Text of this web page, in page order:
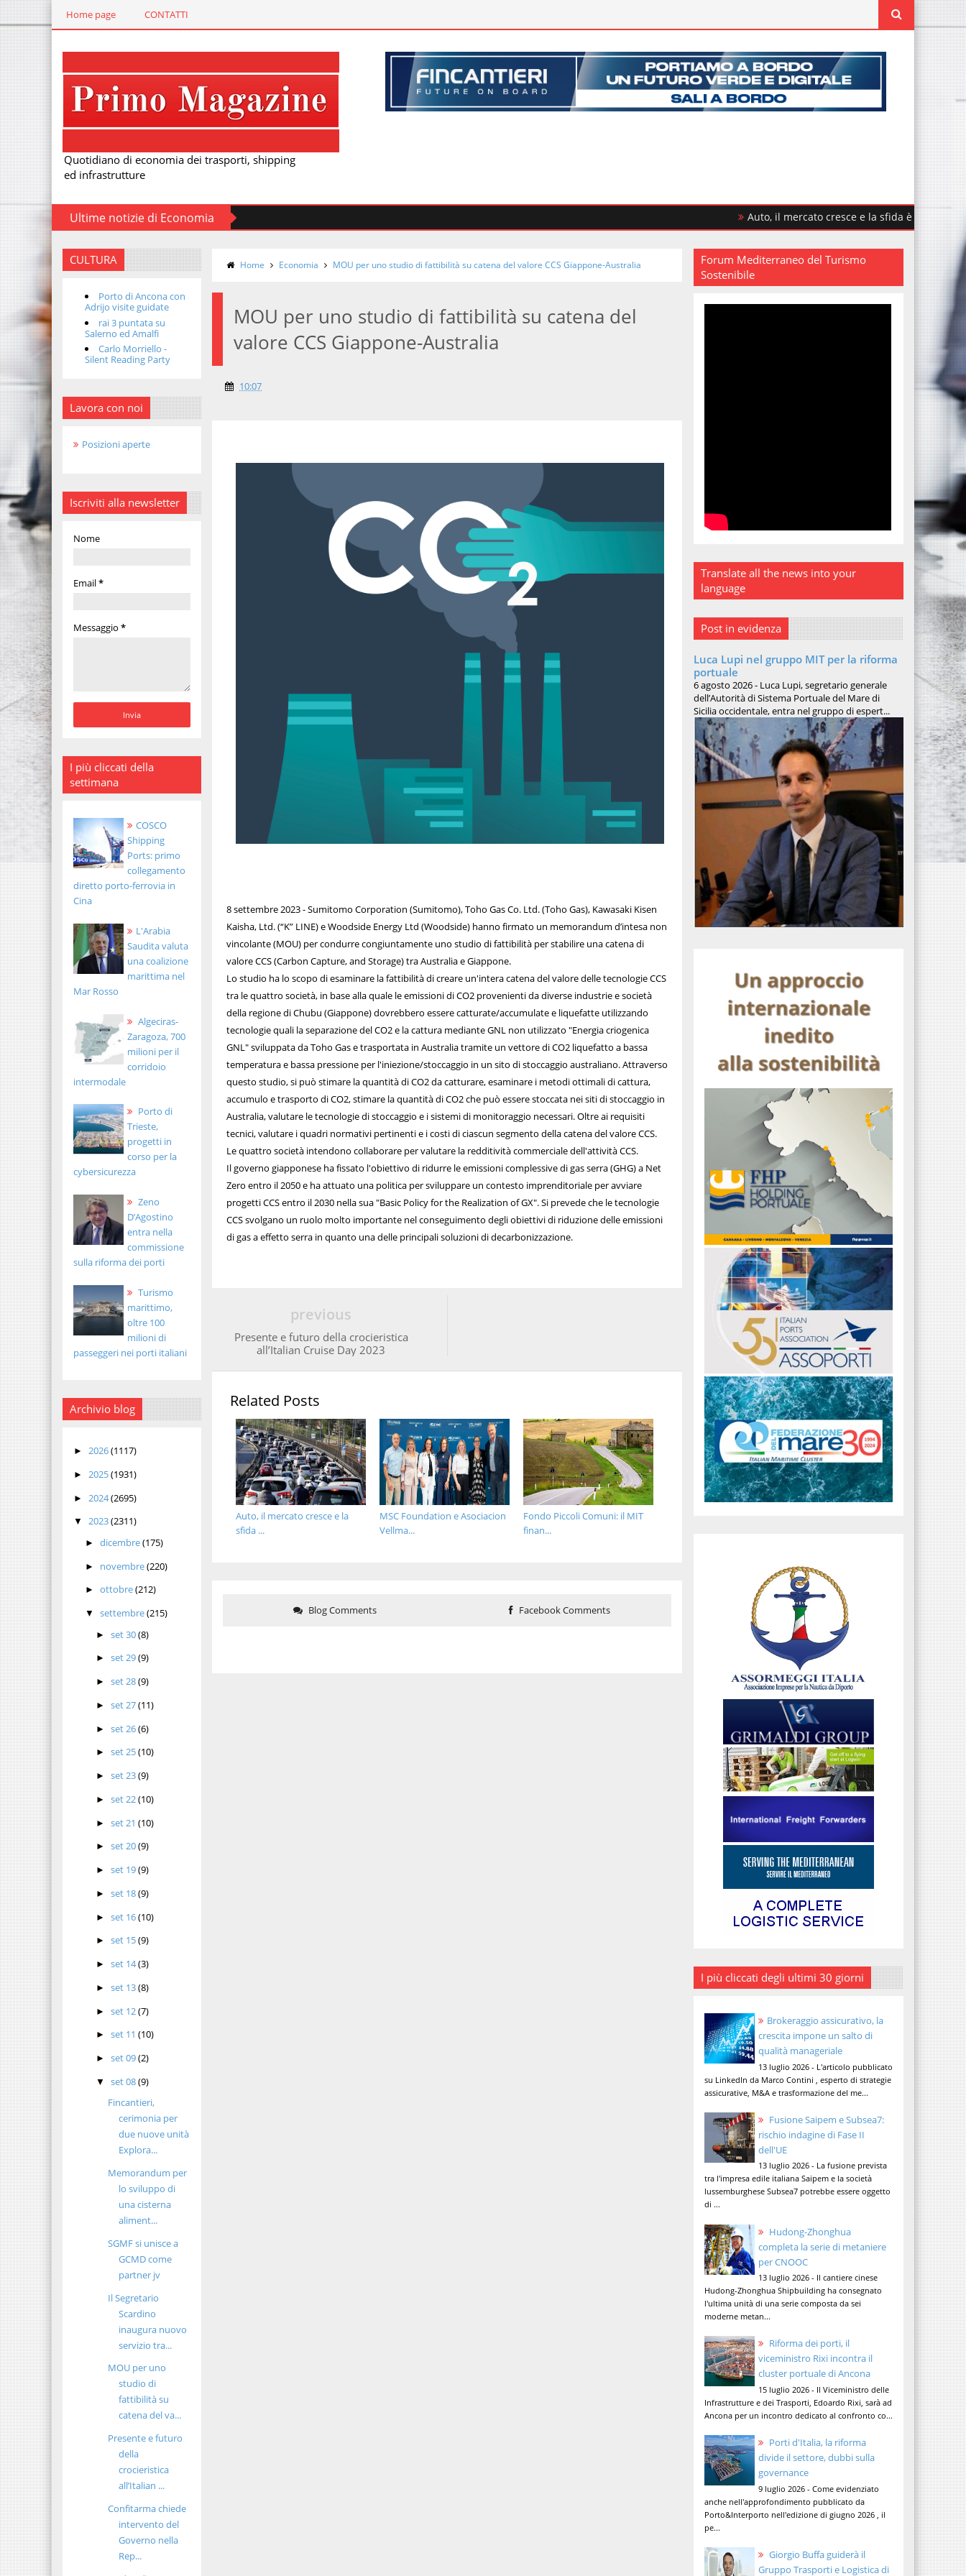
Home page CONTATTI
Quotidiano di economia dei trasporti, shipping
ed infrastrutture
Ultime notizie di Economia Auto, il mercato cresce e la sfida è rinnovare il parco
CULTURA
Porto di Ancona con
Adrijo visite guidate
rai 3 puntata su
Salerno ed Amalfi
Carlo Morriello -
Silent Reading Party
Lavora con noi
Posizioni aperte
Iscriviti alla newsletter
Nome
Email*
Messaggio *
I più cliccati della
settimana
COSCO
Shipping
Ports: primo
collegamento
diretto porto-ferrovia in
Cina
L'Arabia
Saudita valuta
una coalizione
marittima nel
Mar Rosso
Algeciras-
Zaragoza, 700
milioni per il
corridoio
intermodale
Porto di
Trieste,
progetti in
corso per la
cybersicurezza
Zeno
D’Agostino
entra nella
commissione
sulla riforma dei porti
Turismo
marittimo,
oltre 100
milioni di
passeggeri nei porti italiani
Archivio blog
► 2026(1117)
► 2025(1931)
► 2024(2695)
▼ 2023(2311)
► dicembre(175)
► novembre(220)
► ottobre(212)
▼ settembre(215)
►set 30(8)
►set 29(9)
►set 28(9)
►set 27(11)
►set 26(6)
►set 25(10)
►set 23(9)
►set 22(10)
►set 21(10)
►set 20(9)
►set 19(9)
►set 18(9)
►set 16(10)
►set 15(9)
►set 14(3)
►set 13(8)
►set 12(7)
►set 11(10)
►set 09(2)
▼set 08(9)
Fincantieri,
cerimonia per
due nuove unità
Explora...
Memorandum per
lo sviluppo di
una cisterna
aliment...
SGMF si unisce a
GCMD come
partner jv
Il Segretario
Scardino
inaugura nuovo
servizio tra...
MOU per uno
studio di
fattibilità su
catena del va...
Presente e futuro
della
crocieristica
all’Italian ...
Confitarma chiede
intervento del
Governo nella
Rep...
Home Economia MOU per uno studio di fattibilità su catena del valore CCS Giappone-Australia
MOU per uno studio di fattibilità su catena del
valore CCS Giappone-Australia
10:07
8 settembre 2023 - Sumitomo Corporation (Sumitomo), Toho Gas Co. Ltd. (Toho Gas), Kawasaki Kisen
Kaisha, Ltd. (“K” LINE) e Woodside Energy Ltd (Woodside) hanno firmato un memorandum d’intesa non
vincolante (MOU) per condurre congiuntamente uno studio di fattibilità per stabilire una catena di
valore CCS (Carbon Capture, and Storage) tra Australia e Giappone.
Lo studio ha lo scopo di esaminare la fattibilità di creare un'intera catena del valore delle tecnologie CCS
tra le quattro società, in base alla quale le emissioni di CO2 provenienti da diverse industrie e società
della regione di Chubu (Giappone) dovrebbero essere catturate/accumulate e liquefatte utilizzando
tecnologie quali la separazione del CO2 e la cattura mediante GNL non utilizzato "Energia criogenica
GNL" sviluppata da Toho Gas e trasportata in Australia tramite un vettore di CO2 liquefatto a bassa
temperatura e bassa pressione per l'iniezione/stoccaggio in un sito di stoccaggio australiano. Attraverso
questo studio, si può stimare la quantità di CO2 da catturare, esaminare i metodi ottimali di cattura,
accumulo e trasporto di CO2, stimare la quantità di CO2 che può essere stoccata nei siti di stoccaggio in
Australia, valutare le tecnologie di stoccaggio e i sistemi di monitoraggio necessari. Oltre ai requisiti
tecnici, valutare i quadri normativi pertinenti e i costi di ciascun segmento della catena del valore CCS.
Le quattro società intendono collaborare per valutare la redditività commerciale dell'attività CCS.
Il governo giapponese ha fissato l'obiettivo di ridurre le emissioni complessive di gas serra (GHG) a Net
Zero entro il 2050 e ha attuato una politica per sviluppare un contesto imprenditoriale per avviare
progetti CCS entro il 2030 nella sua "Basic Policy for the Realization of GX". Si prevede che le tecnologie
CCS svolgano un ruolo molto importante nel conseguimento degli obiettivi di riduzione delle emissioni
di gas a effetto serra in quanto una delle principali soluzioni di decarbonizzazione.
previous
Presente e futuro della crocieristica
all’Italian Cruise Day 2023
Related Posts
Fondo Piccoli Comuni: il MIT
finan...
MSC Foundation e Asociacion
Vellma...
Auto, il mercato cresce e la
sfida ...
Blog Comments Facebook Comments
Forum Mediterraneo del Turismo
Sostenibile
Translate all the news into your
language
Post in evidenza
Luca Lupi nel gruppo MIT per la riforma
portuale
6 agosto 2026 - Luca Lupi, segretario generale
dell’Autorità di Sistema Portuale del Mare di
Sicilia occidentale, entra nel gruppo di espert...
I più cliccati degli ultimi 30 giorni
Brokeraggio assicurativo, la
crescita impone un salto di
qualità manageriale
13 luglio 2026 - L'articolo pubblicato
su LinkedIn da Marco Contini , esperto di strategie
assicurative, M&A e trasformazione del me...
Fusione Saipem e Subsea7:
rischio indagine di Fase II
dell'UE
13 luglio 2026 - La fusione prevista
tra l'impresa edile italiana Saipem e la società
lussemburghese Subsea7 potrebbe essere oggetto
di ...
Hudong-Zhonghua
completa la serie di metaniere
per CNOOC
13 luglio 2026 - Il cantiere cinese
Hudong-Zhonghua Shipbuilding ha consegnato
l'ultima unità di una serie composta da sei
moderne metan...
Riforma dei porti, il
viceministro Rixi incontra il
cluster portuale di Ancona
15 luglio 2026 - Il Viceministro delle
Infrastrutture e dei Trasporti, Edoardo Rixi, sarà ad
Ancona per un incontro dedicato al confronto co...
Porti d'Italia, la riforma
divide il settore, dubbi sulla
governance
9 luglio 2026 - Come evidenziato
anche nell'approfondimento pubblicato da
Porto&Interporto nell'edizione di giugno 2026 , il
pe...
Giorgio Buffa guiderà il
Gruppo Trasporti e Logistica di